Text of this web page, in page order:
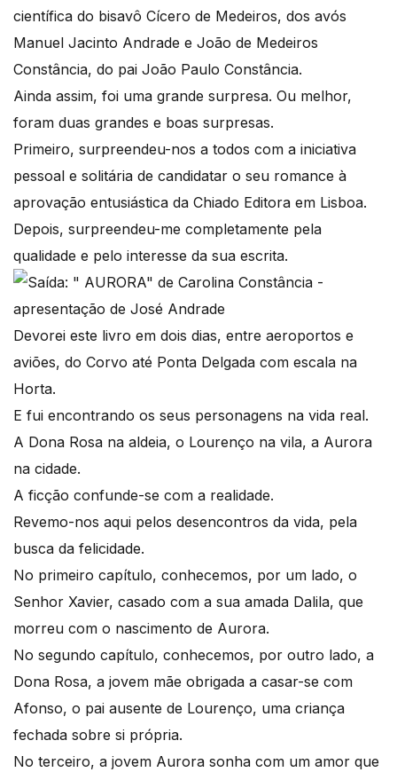
científica do bisavô Cícero de Medeiros, dos avós
Manuel Jacinto Andrade e João de Medeiros
Constância, do pai João Paulo Constância.
Ainda assim, foi uma grande surpresa. Ou melhor,
foram duas grandes e boas surpresas.
Primeiro, surpreendeu-nos a todos com a iniciativa
pessoal e solitária de candidatar o seu romance à
aprovação entusiástica da Chiado Editora em Lisboa.
Depois, surpreendeu-me completamente pela
qualidade e pelo interesse da sua escrita.
Devorei este livro em dois dias, entre aeroportos e
aviões, do Corvo até Ponta Delgada com escala na
Horta.
E fui encontrando os seus personagens na vida real.
A Dona Rosa na aldeia, o Lourenço na vila, a Aurora
na cidade.
A ficção confunde-se com a realidade.
Revemo-nos aqui pelos desencontros da vida, pela
busca da felicidade.
No primeiro capítulo, conhecemos, por um lado, o
Senhor Xavier, casado com a sua amada Dalila, que
morreu com o nascimento de Aurora.
No segundo capítulo, conhecemos, por outro lado, a
Dona Rosa, a jovem mãe obrigada a casar-se com
Afonso, o pai ausente de Lourenço, uma criança
fechada sobre si própria.
No terceiro, a jovem Aurora sonha com um amor que